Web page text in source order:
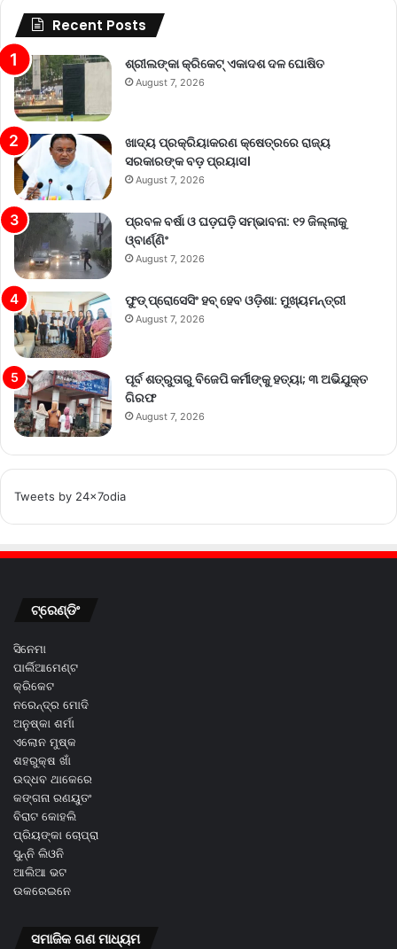
Recent Posts
ଶ୍ରୀଲଙ୍କା କ୍ରିକେଟ୍‌ ଏକାଦଶ ଦଳ ଘୋଷିତ
August 7, 2026
ଖାଦ୍ୟ ପ୍ରକ୍ରିୟାକରଣ କ୍ଷେତ୍ରରେ ରାଜ୍ୟ
ସରକାରଙ୍କ ବଡ଼ ପ୍ରୟାସ।
August 7, 2026
ପ୍ରବଳ ବର୍ଷା ଓ ଘଡ଼ଘଡ଼ି ସମ୍ଭାବନା: ୧୨ ଜିଲ୍ଲାକୁ
ଓ୍ବାର୍ଣ୍ଣିଂ
August 7, 2026
ଫୁଡ୍ ପ୍ରୋସେସିଂ ହବ୍ ହେବ ଓଡ଼ିଶା: ମୁଖ୍ୟମନ୍ତ୍ରୀ
August 7, 2026
ପୂର୍ବ ଶତ୍ରୁତାରୁ ବିଜେପି କର୍ମୀଙ୍କୁ ହତ୍ୟା; ୩ ଅଭିଯୁକ୍ତ
ଗିରଫ
August 7, 2026
Tweets by 24x7odia
ଟ୍ରେଣ୍ଡିଂ
ସିନେମା
ପାର୍ଲିଆମେଣ୍ଟ
କ୍ରିକେଟ
ନରେନ୍ଦ୍ର ମୋଦି
ଅନୁଷ୍କା ଶର୍ମା
ଏଲୋନ ମୁଷ୍କ
ଶହରୁକ୍ଷ ଖାଁ
ଉଦ୍ଧବ ଥାକେରେ
କଙ୍ଗନା ରଣୟୁତଂ
ବିରାଟ କୋହଲି
ପ୍ରିୟଙ୍କା ଚୋପ୍ରା
ସୁନ୍ନି ଲିଓନି
ଆଲିଆ ଭଟ
ଉକରେଇନେ
ସମାଜିକ ଗଣ ମାଧ୍ୟମ